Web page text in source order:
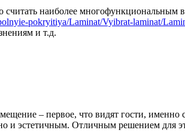
наиболее многофункциональным
pokryitiya/Laminat/Vyibrat-laminat/
и т.д.
– первое, что видят гости,
и эстетичным. Отличным решением для